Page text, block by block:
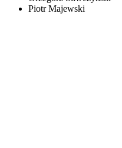
Piotr Majewski